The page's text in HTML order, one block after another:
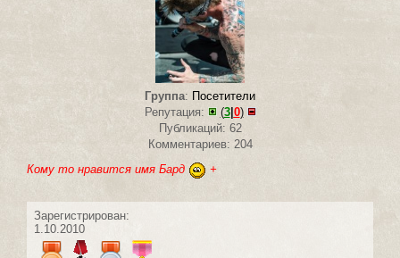
Группа: Посетители
Репутация:
(3|0)
Публикаций: 62
Комментариев: 204
Кому то нравится имя Бард
+
Зарегистрирован:
1.10.2010